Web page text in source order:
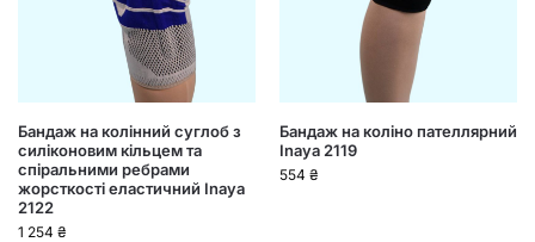
Бандаж на колінний суглоб з
силіконовим кільцем та
спіральними ребрами
жорсткості еластичний Inaya
2122
1 254 ₴
Бандаж на коліно пателлярний
Inaya 2119
554 ₴